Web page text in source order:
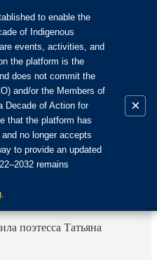
поэтесса Татьяна
to enable the
of Indigenous
events, activities, and
the platform is the
does not commit the
and/or the Members of
Decade of Action for
that the platform has
no longer accepts
to provide an updated
remains
.
×